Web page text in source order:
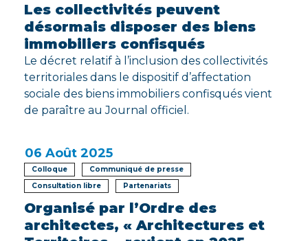
Les collectivités peuvent
désormais disposer des biens
immobiliers confisqués
Le décret relatif à l’inclusion des collectivités
territoriales dans le dispositif d’affectation
sociale des biens immobiliers confisqués vient
de paraître au Journal officiel.
06 Août 2025
Colloque
Communiqué de presse
Consultation libre
Partenariats
Organisé par l’Ordre des
architectes, « Architectures et